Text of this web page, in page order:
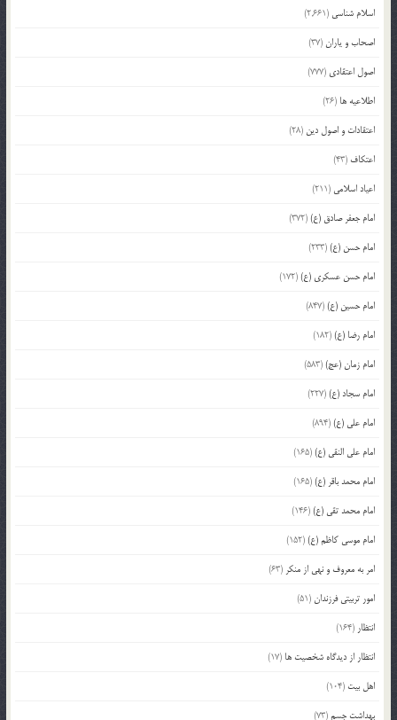
اسلام شناسی (2,661)
اصحاب و یاران(37)
اصول اعتقادی (777)
اطلاعیه ها (26)
اعتقادات و اصول دین (28)
اعتکاف (43)
اعیاد اسلامی (211)
امام جعفر صادق (ع)(372)
امام حسن (ع)(233)
امام حسن عسکری (ع)(172)
امام حسین (ع)(847)
امام رضا (ع)(182)
امام زمان (عج)(583)
امام سجاد (ع)(227)
امام علی (ع)(894)
امام علی النقی (ع)(165)
امام محمد باقر (ع)(165)
امام محمد تقی (ع)(146)
امام موسی کاظم (ع)(152)
امر به معروف و نهی از منکر (63)
امور تربیتی فرزندان(51)
انتظار (164)
انتظار از دیدگاه شخصیت ها (17)
اهل بیت (104)
بهداشت جسم(73)